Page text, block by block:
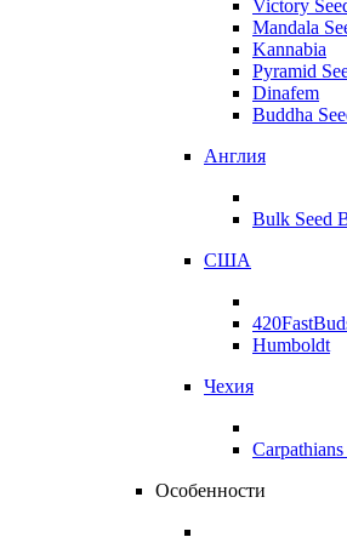
Victory
Mandala
Kannabia
Pyramid
Dinafem
Buddha
Англия
Bulk Seed
США
Humboldt
Чехия
Carpathians
Особенности